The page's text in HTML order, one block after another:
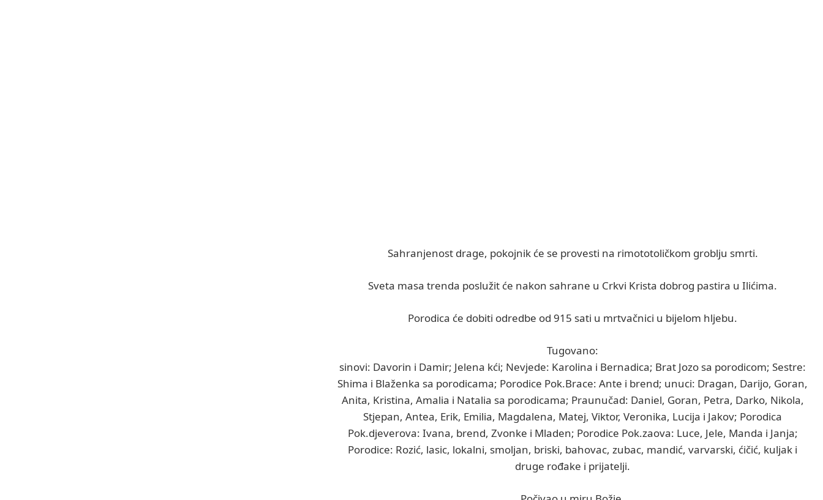
Sahranjenost drage, pokojnik će se provesti na rimototoličkom groblju smrti.
Sveta masa trenda poslužit će nakon sahrane u Crkvi Krista dobrog pastira u Ilićima.
Porodica će dobiti odredbe od 915 sati u mrtvačnici u bijelom hljebu.
Tugovano:
sinovi: Davorin i Damir; Jelena kći; Nevjede: Karolina i Bernadica; Brat Jozo sa porodicom; Sestre:
Shima i Blaženka sa porodicama; Porodice Pok.Brace: Ante i brend; unuci: Dragan, Darijo, Goran,
Anita, Kristina, Amalia i Natalia sa porodicama; Praunučad: Daniel, Goran, Petra, Darko, Nikola,
Stjepan, Antea, Erik, Emilia, Magdalena, Matej, Viktor, Veronika, Lucija i Jakov; Porodica
Pok.djeverova: Ivana, brend, Zvonke i Mladen; Porodice Pok.zaova: Luce, Jele, Manda i Janja;
Porodice: Rozić, lasic, lokalni, smoljan, briski, bahovac, zubac, mandić, varvarski, ćičić, kuljak i
druge rođake i prijatelji.